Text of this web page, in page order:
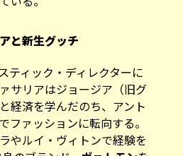
サリアはジョージア（旧グ
経済を学んだのち、アント
ファッションに転向する。
やルイ・ヴィトンで経験を
のブランド、 ヴェトモンを